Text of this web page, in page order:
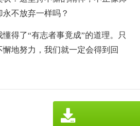
不放弃一样吗？
懂得了“有志者事竟成”的道理。只
地努力，我们就一定会得到回